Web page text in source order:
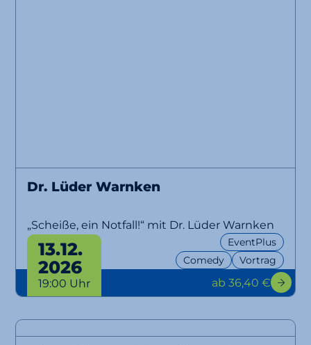
Dr. Lüder Warnken
„Scheiße, ein Notfall!“ mit Dr. Lüder Warnken
Comedy Vortrag
EventPlus
13.12.
2026
19:00 Uhr ab 36,40 €